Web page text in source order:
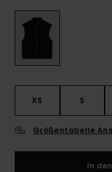
XS S
Größentabelle
In